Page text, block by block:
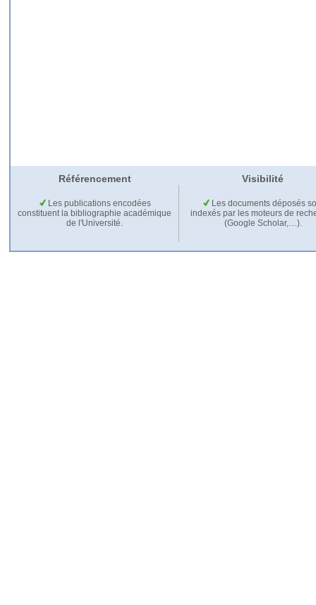
Référencement Visibilité
Les publications encodées
constituent la bibliographie académique
de l'Université.
Les documents déposés
indexés par les moteurs de
(Google Scholar,…).